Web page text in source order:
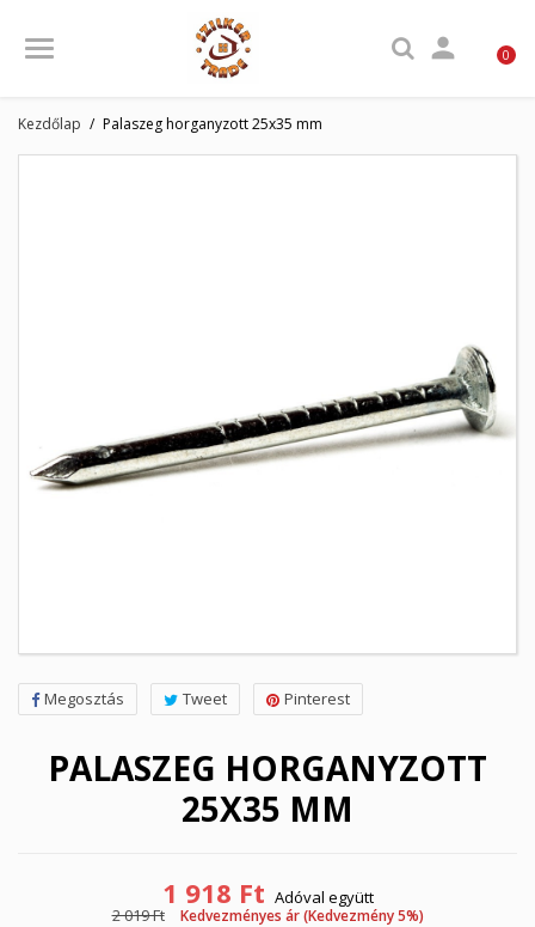
 0
Kezdőlap Palaszeg horganyzott 25x35 mm
Megosztás Tweet Pinterest
PALASZEG HORGANYZOTT
25X35 MM
1 918 Ft Adóval együtt
2 019 Ft
Kedvezményes ár (Kedvezmény 5%)